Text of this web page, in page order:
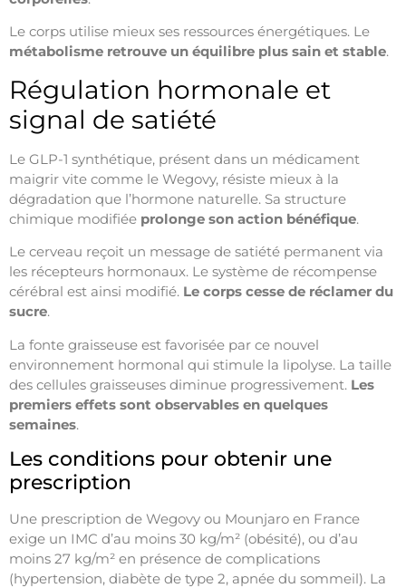
Le corps utilise mieux ses ressources énergétiques. Le
métabolisme retrouve un équilibre plus sain et stable.
Régulation hormonale et
signal de satiété
Le GLP-1 synthétique, présent dans un médicament
maigrir vite comme le Wegovy, résiste mieux à la
dégradation que l’hormone naturelle. Sa structure
chimique modifiée prolonge son action bénéfique.
Le cerveau reçoit un message de satiété permanent via
les récepteurs hormonaux. Le système de récompense
cérébral est ainsi modifié. Le corps cesse de réclamer du
sucre.
La fonte graisseuse est favorisée par ce nouvel
environnement hormonal qui stimule la lipolyse. La taille
des cellules graisseuses diminue progressivement. Les
premiers effets sont observables en quelques
semaines.
Les conditions pour obtenir une
prescription
Une prescription de Wegovy ou Mounjaro en France
exige un IMC d’au moins 30 kg/m² (obésité), ou d’au
moins 27 kg/m² en présence de complications
(hypertension, diabète de type 2, apnée du sommeil). La